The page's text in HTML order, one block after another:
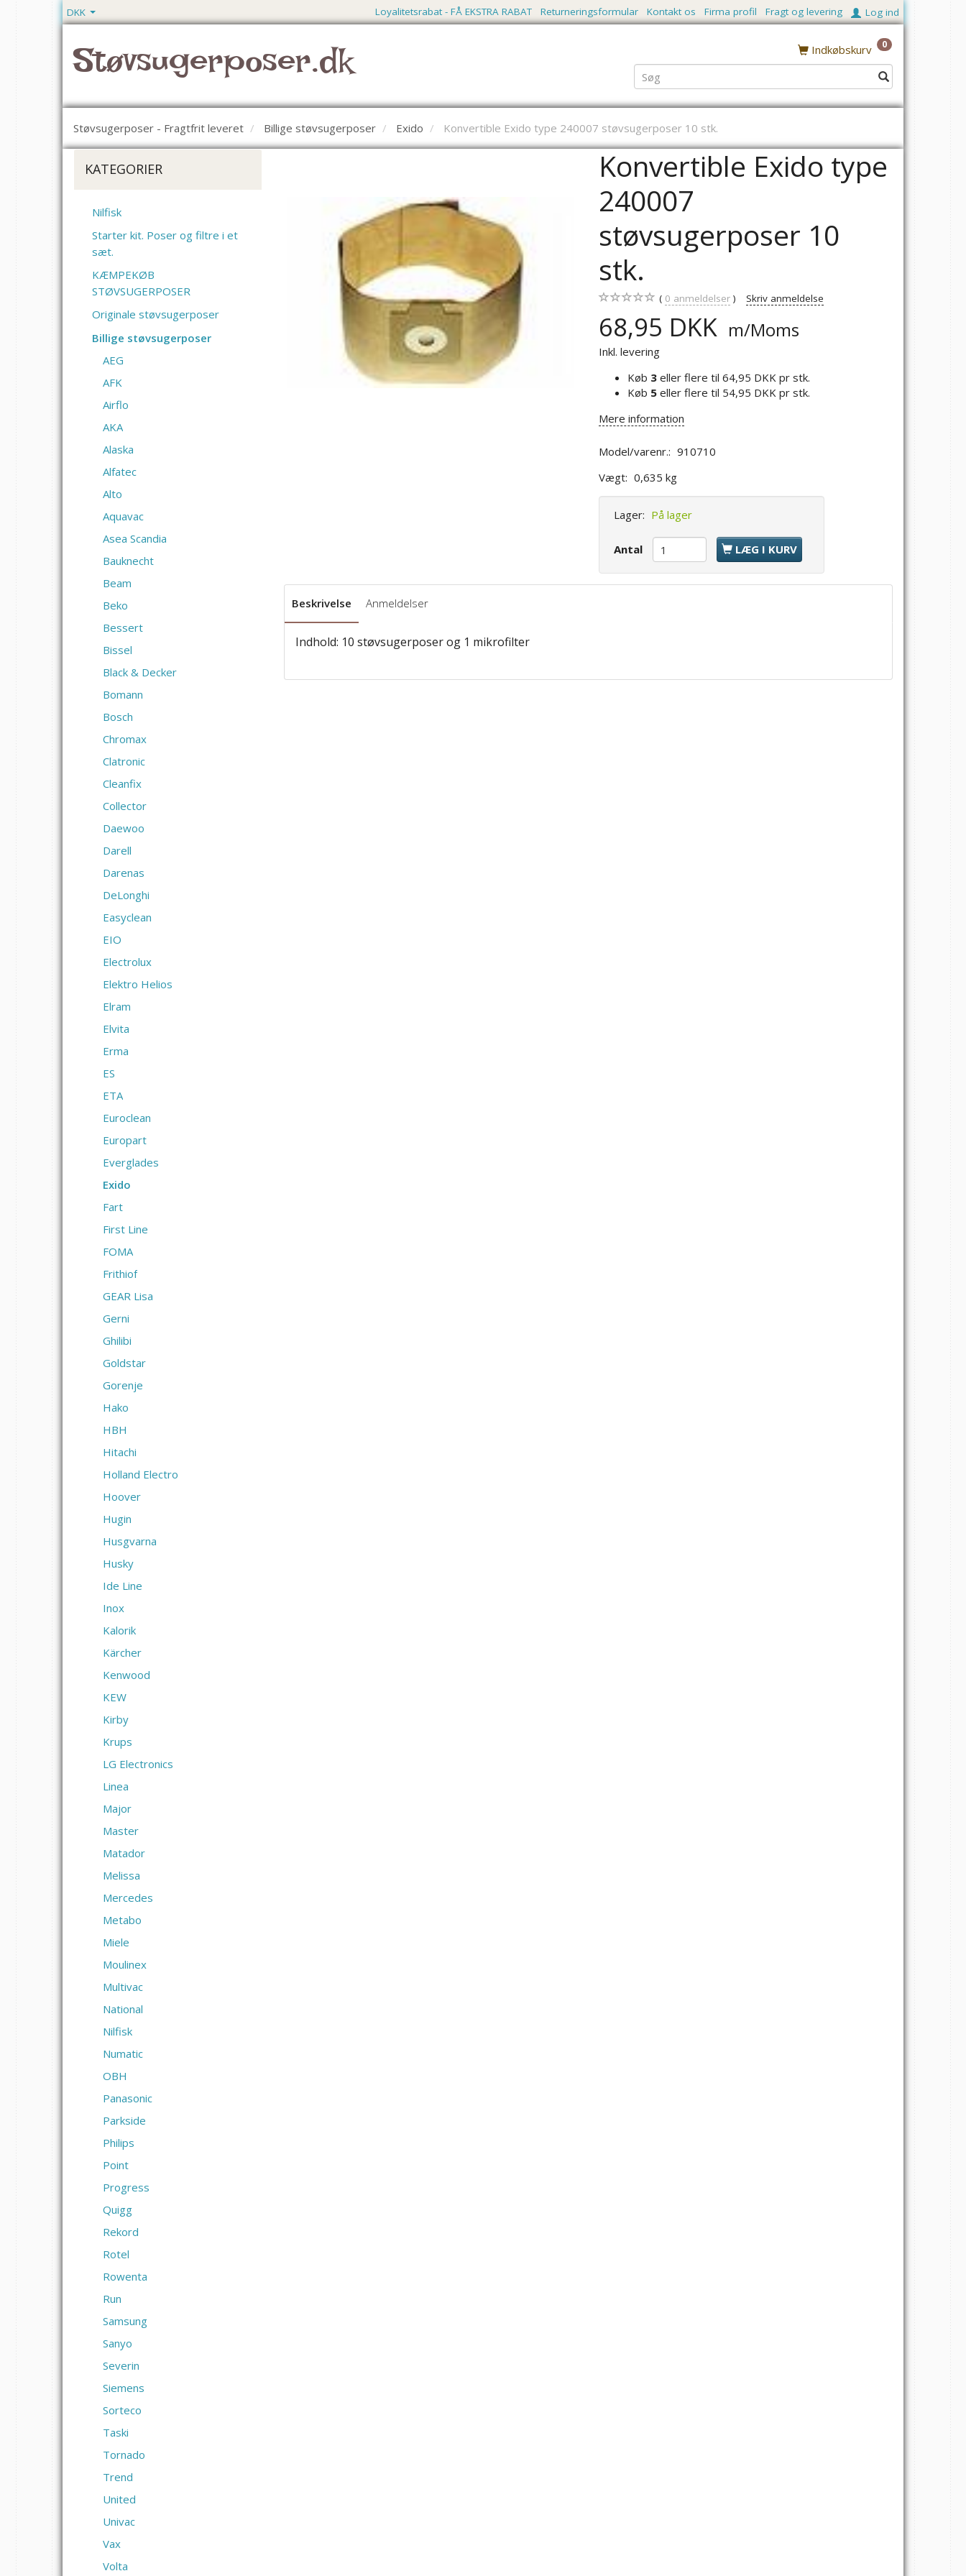
DKK Log ind
Fragt og levering
Firma profil
Kontakt os
Returneringsformular
Loyalitetsrabat - FÅ EKSTRA RABAT
Støvsugerposer.dk Indkøbskurv 0
Støvsugerposer - Fragtfrit leveret Billige støvsugerposer Exido Konvertible Exido type 240007 støvsugerposer 10 stk.
KATEGORIER
Nilfisk
Starter kit. Poser og filtre i et
sæt.
KÆMPEKØB
STØVSUGERPOSER
Originale støvsugerposer
Billige støvsugerposer
AEG
AFK
Airflo
AKA
Alaska
Alfatec
Alto
Aquavac
Asea Scandia
Bauknecht
Beam
Beko
Bessert
Bissel
Black & Decker
Bomann
Bosch
Chromax
Clatronic
Cleanfix
Collector
Daewoo
Darell
Darenas
DeLonghi
Easyclean
EIO
Electrolux
Elektro Helios
Elram
Elvita
Erma
ES
ETA
Euroclean
Europart
Everglades
Exido
Fart
First Line
FOMA
Frithiof
GEAR Lisa
Gerni
Ghilibi
Goldstar
Gorenje
Hako
HBH
Hitachi
Holland Electro
Hoover
Hugin
Husgvarna
Husky
Ide Line
Inox
Kalorik
Kärcher
Kenwood
KEW
Kirby
Krups
LG Electronics
Linea
Major
Master
Matador
Melissa
Mercedes
Metabo
Miele
Moulinex
Multivac
National
Nilfisk
Numatic
OBH
Panasonic
Parkside
Philips
Point
Progress
Quigg
Rekord
Rotel
Rowenta
Run
Samsung
Sanyo
Severin
Siemens
Sorteco
Taski
Tornado
Trend
United
Univac
Vax
Volta
Konvertible Exido type
240007
støvsugerposer 10
stk.
0 anmeldelser Skriv anmeldelse
68,95 DKK m/Moms
Inkl. levering
Køb 3 eller flere til64,95 DKKpr stk.
Køb 5 eller flere til 54,95 DKKpr stk.
Mere information
Model/varenr.: 910710
Vægt: 0,635 kg
Lager: På lager
Antal LÆG I KURV
Beskrivelse Anmeldelser
Indhold: 10 støvsugerposer og 1 mikrofilter